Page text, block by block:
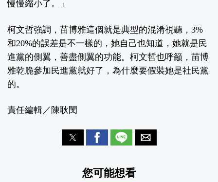
慢慢縮小了。」
柯文哲強調，苗博雅這個就是典型的混淆視聽，3%
和20%的誤差是不一樣的，她自己也知道，她就是民
進黨的側翼，善盡側翼的功能。柯文哲也呼籲，苗博
雅乾脆參加民進黨就好了，為什麼要假裝她是社民黨
的。
責任編輯／陳耿閔
您可能想看